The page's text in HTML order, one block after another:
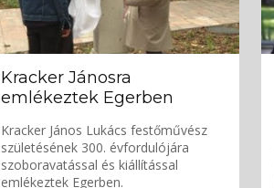
Kracker Jánosra
emlékeztek Egerben
Kracker János Lukács festőművész
születésének 300. évfordulójára
szoboravatással és kiállítással
emlékeztek Egerben.